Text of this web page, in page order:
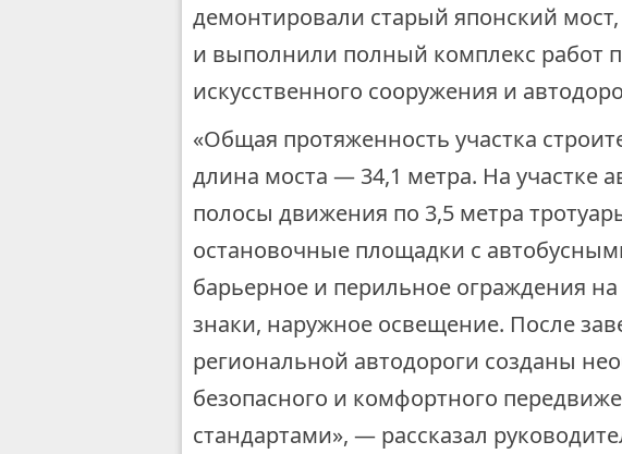
демонтировали старый японский
и выполнили полный комплекс работ
искусственного сооружения и
«Общая протяженность участка
длина моста — 34,1 метра. На участке
полосы движения по 3,5 метра
остановочные площадки с
барьерное и перильное ограждения
знаки, наружное освещение. После
региональной автодороги созданы
безопасного и комфортного
стандартами», — рассказал